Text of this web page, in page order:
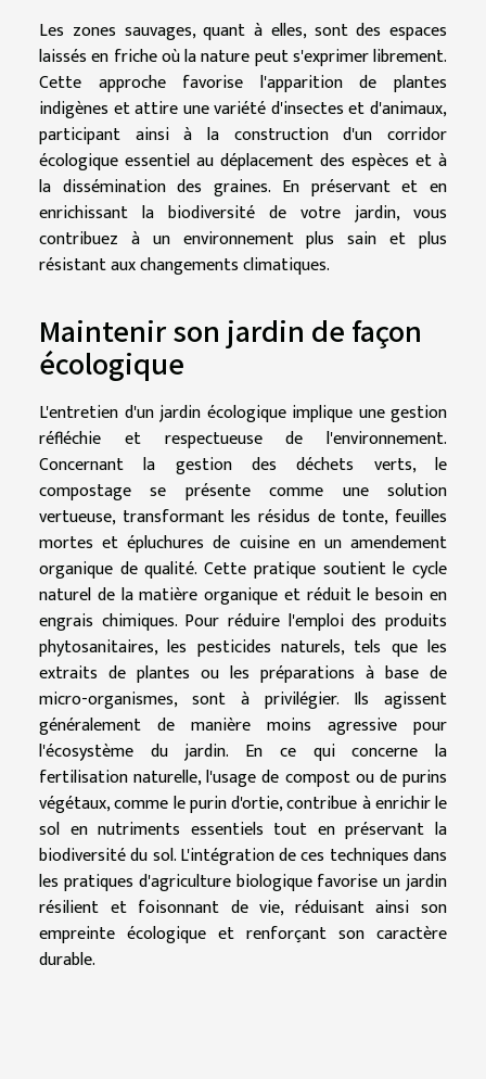
Les zones sauvages, quant à elles, sont des espaces
laissés en friche où la nature peut s'exprimer librement.
Cette approche favorise l'apparition de plantes
indigènes et attire une variété d'insectes et d'animaux,
participant ainsi à la construction d'un corridor
écologique essentiel au déplacement des espèces et à
la dissémination des graines. En préservant et en
enrichissant la biodiversité de votre jardin, vous
contribuez à un environnement plus sain et plus
résistant aux changements climatiques.
Maintenir son jardin de façon
écologique
L'entretien d'un jardin écologique implique une gestion
réfléchie et respectueuse de l'environnement.
Concernant la gestion des déchets verts, le
compostage se présente comme une solution
vertueuse, transformant les résidus de tonte, feuilles
mortes et épluchures de cuisine en un amendement
organique de qualité. Cette pratique soutient le cycle
naturel de la matière organique et réduit le besoin en
engrais chimiques. Pour réduire l'emploi des produits
phytosanitaires, les pesticides naturels, tels que les
extraits de plantes ou les préparations à base de
micro-organismes, sont à privilégier. Ils agissent
généralement de manière moins agressive pour
l'écosystème du jardin. En ce qui concerne la
fertilisation naturelle, l'usage de compost ou de purins
végétaux, comme le purin d'ortie, contribue à enrichir le
sol en nutriments essentiels tout en préservant la
biodiversité du sol. L'intégration de ces techniques dans
les pratiques d'agriculture biologique favorise un jardin
résilient et foisonnant de vie, réduisant ainsi son
empreinte écologique et renforçant son caractère
durable.